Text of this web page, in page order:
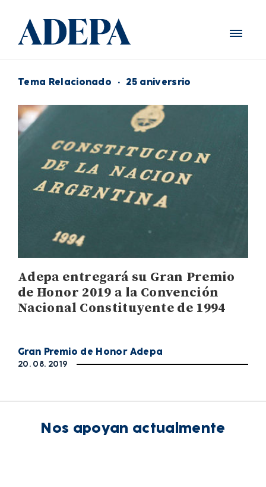
Tema Relacionado · 25 aniversrio
Adepa entregará su Gran Premio
de Honor 2019 a la Convención
Nacional Constituyente de 1994
Gran Premio de Honor Adepa
20. 08. 2019
Nos apoyan actualmente